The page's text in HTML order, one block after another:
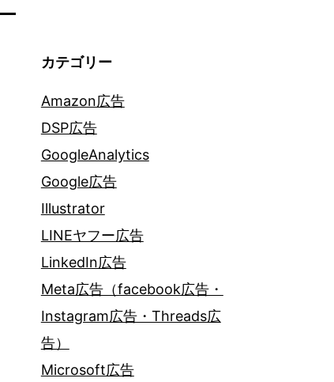
カテゴリー
Amazon広告
DSP広告
GoogleAnalytics
Google広告
Illustrator
LINEヤフー広告
LinkedIn広告
Meta広告（facebook広告・
Instagram広告・Threads広
告）
Microsoft広告